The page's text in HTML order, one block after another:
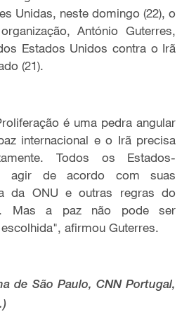
Unidas, neste domingo (22), o
António Guterres,
Estados Unidos contra o Irã
(21).
é uma pedra angular
internacional e o Irã precisa
Todos os Estados-
agir de acordo com suas
da ONU e outras regras do
Mas a paz não pode ser
afirmou Guterres.
de São Paulo, CNN Portugal,
)